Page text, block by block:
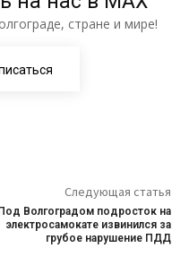
стране и мире!
Следующая статья
Волгоградом подросток на
электросамокате извинился за
грубое нарушение ПДД